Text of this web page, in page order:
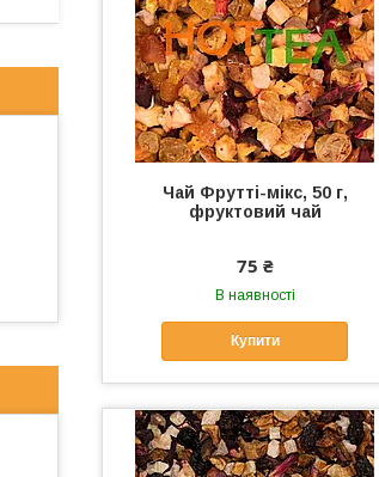
Чай Фрутті-мікс, 50 г,
фруктовий чай
75 ₴
В наявності
Купити